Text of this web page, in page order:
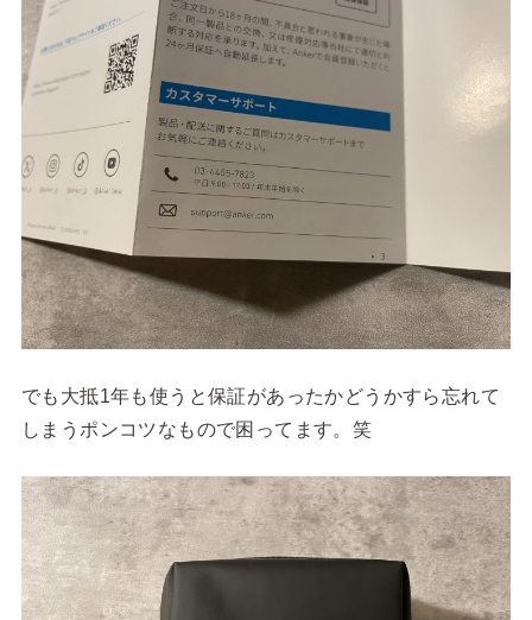
でも大抵1年も使うと保証があったかどうかすら忘れて
しまうポンコツなもので困ってます。笑